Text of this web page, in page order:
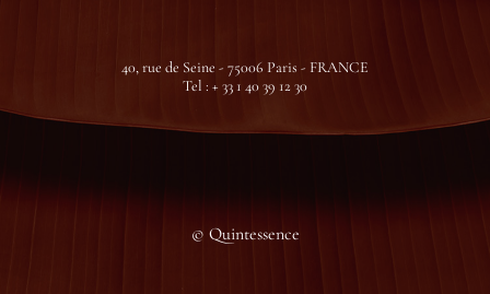
40, rue de Seine - 75006 Paris - FRANCE
Tel : + 33 1 40 39 12 30
© Quintessence